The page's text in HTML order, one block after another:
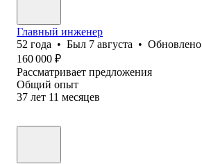
Главный инженер
52 года • Был 7 августа • Обновлено
160 000 ₽
Рассматривает предложения
Общий опыт
37 лет 11 месяцев